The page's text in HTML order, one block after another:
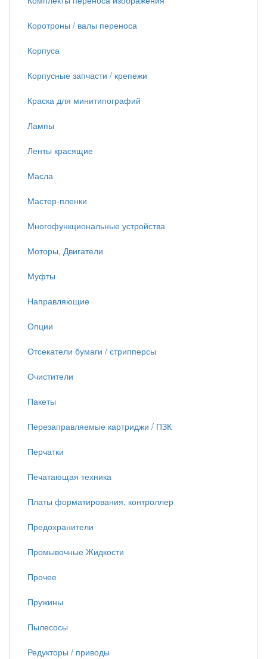
Коротроны / валы переноса
Корпуса
Корпусные запчасти / крепежи
Краска для минитипографий
Лампы
Ленты красящие
Масла
Мастер-пленки
Многофункциональные устройства
Моторы, Двигатели
Муфты
Направляющие
Опции
Отсекатели бумаги / стрипперсы
Очистители
Пакеты
Перезаправляемые картриджи / ПЗК
Перчатки
Печатающая техника
Платы форматирования, контроллер
Предохранители
Промывочные Жидкости
Прочее
Пружины
Пылесосы
Редукторы / приводы